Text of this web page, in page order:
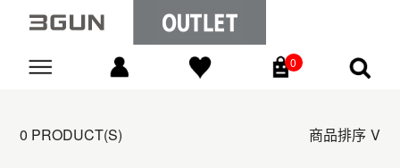
0
0 PRODUCT(S) 商品排序